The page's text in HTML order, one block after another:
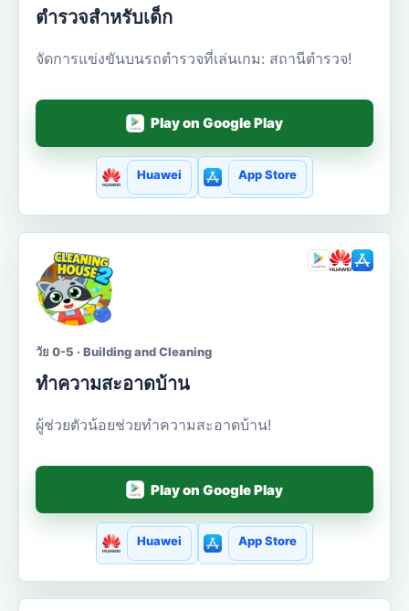
ตำรวจสำหรับเด็ก
จัดการแข่งขันบนรถตำรวจที่เล่นเกม: สถานีตำรวจ!
Play on Google Play
Huawei App Store
วัย 0-5 · Building and Cleaning
ทำความสะอาดบ้าน
ผู้ช่วยตัวน้อยช่วยทำความสะอาดบ้าน!
Play on Google Play
Huawei App Store